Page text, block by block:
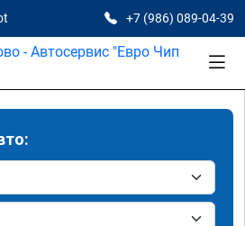
+7 (986) 089-04-39